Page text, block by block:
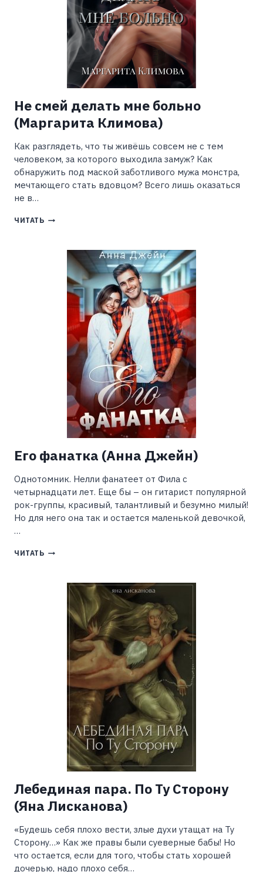
Не смей делать мне больно
(Маргарита Климова)
Как разглядеть, что ты живёшь совсем не с тем
человеком, за которого выходила замуж? Как
обнаружить под маской заботливого мужа монстра,
мечтающего стать вдовцом? Всего лишь оказаться
не в…
ЧИТАТЬ НЕ
БОЛЬНО
(МАРГАРИТА
КЛИМОВА)
Его фанатка (Анна Джейн)
Однотомник. Нелли фанатеет от Фила с
четырнадцати лет. Еще бы – он гитарист популярной
рок-группы, красивый, талантливый и безумно милый!
Но для него она так и остается маленькой девочкой,
…
ЧИТАТЬ ЕГО
ДЖЕЙН)
Лебединая пара. По Ту Сторону
(Яна Лисканова)
«Будешь себя плохо вести, злые духи утащат на Ту
Сторону…» Как же правы были суеверные бабы! Но
что остается, если для того, чтобы стать хорошей
дочерью, надо плохо себя…